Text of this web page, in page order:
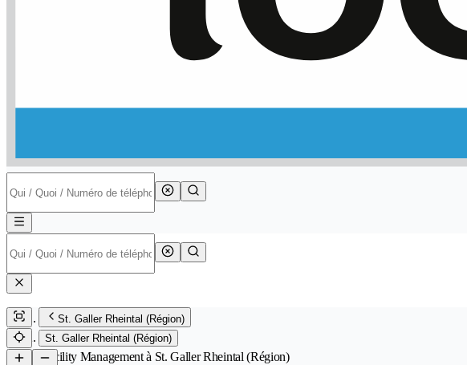
St. Galler Rheintal (Région)
St. Galler Rheintal (Région)
/Facility Management à St. Galler Rheintal (Région)